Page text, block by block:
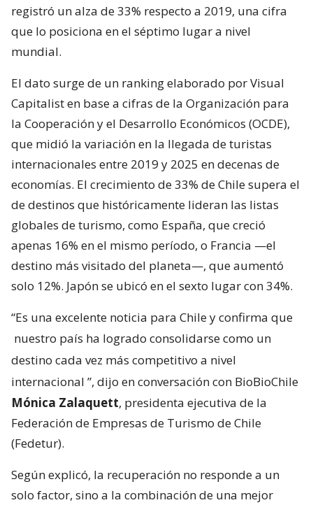
registró un alza de 33% respecto a 2019, una cifra
que lo posiciona en el séptimo lugar a nivel
mundial.
El dato surge de un ranking elaborado por Visual
Capitalist en base a cifras de la Organización para
la Cooperación y el Desarrollo Económicos (OCDE),
que midió la variación en la llegada de turistas
internacionales entre 2019 y 2025 en decenas de
economías. El crecimiento de 33% de Chile supera el
de destinos que históricamente lideran las listas
globales de turismo, como España, que creció
apenas 16% en el mismo período, o Francia —el
destino más visitado del planeta—, que aumentó
solo 12%. Japón se ubicó en el sexto lugar con 34%.
“Es una excelente noticia para Chile y confirma que
nuestro país ha logrado consolidarse como un
destino cada vez más competitivo a nivel
internacional ”, dijo en conversación con BioBioChile
Mónica Zalaquett, presidenta ejecutiva de la
Federación de Empresas de Turismo de Chile
(Fedetur).
Según explicó, la recuperación no responde a un
solo factor, sino a la combinación de una mejor